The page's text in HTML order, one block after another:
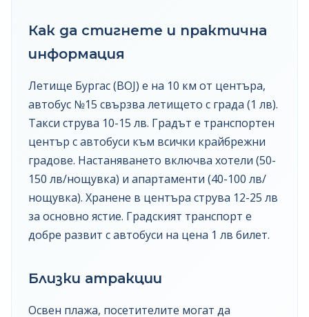
Как да стигнете и практична
информация
Летище Бургас (BOJ) е на 10 км от центъра,
автобус №15 свързва летището с града (1 лв).
Такси струва 10-15 лв. Градът е транспортен
център с автобуси към всички крайбрежни
градове. Настаняването включва хотели (50-
150 лв/нощувка) и апартаменти (40-100 лв/
нощувка). Хранене в центъра струва 12-25 лв
за основно ястие. Градският транспорт е
добре развит с автобуси на цена 1 лв билет.
Близки атракции
Освен плажа, посетителите могат да